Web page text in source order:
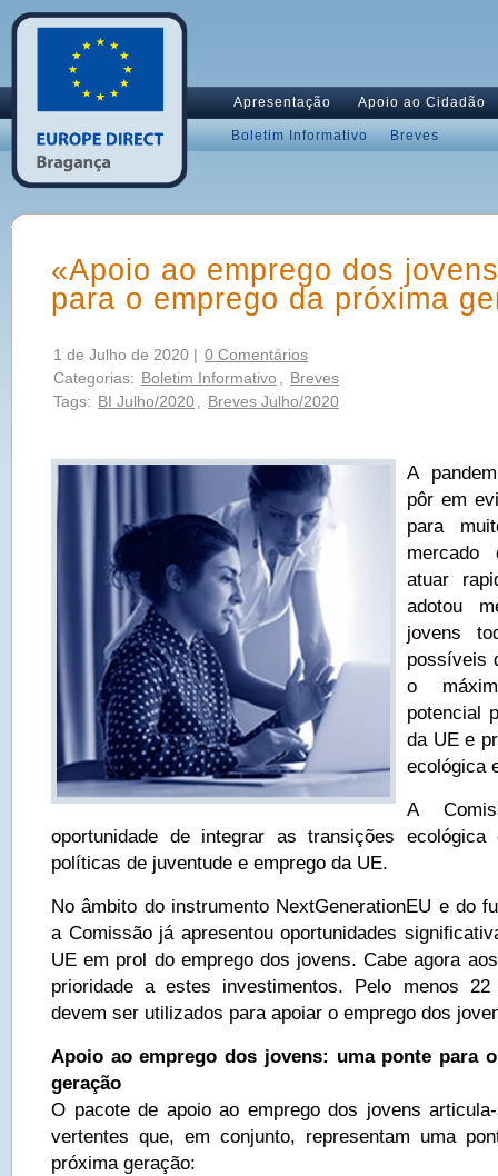
Apresentação Apoio ao Cidadão
Boletim Informativo Breves
«Apoio ao emprego dos
para o emprego da próxima
1 de Julho de 2020 | 0 Comentários
Categorias: Boletim Informativo
Breves
Tags: BI Julho/2020 Breves Julho/2020
A
pôr em
para
atuar
adotou
jovens
possíveis
o
potencial
da UE e
ecológica
A
oportunidade de integrar as transições
políticas de juventude e emprego da UE.
No âmbito do instrumento NextGenerationEU e do
a Comissão já apresentou oportunidades
UE em prol do emprego dos jovens. Cabe agora
prioridade a estes investimentos. Pelo menos
devem ser utilizados para apoiar o emprego dos
Apoio ao emprego dos jovens: uma ponte para
geração
O pacote de apoio ao emprego dos jovens
vertentes que, em conjunto, representam uma
próxima geração: